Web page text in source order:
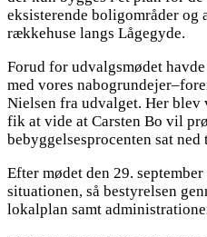
eksisterende boligområder og
rækkehuse langs Lågegyde.
Forud for udvalgsmødet
med vores
Nielsen fra udvalget. Her blev
fik at vide at Carsten Bo vil
bebyggelsesprocenten sat ned
Efter mødet den 29.
situationen, så bestyrelsen
lokalplan samt